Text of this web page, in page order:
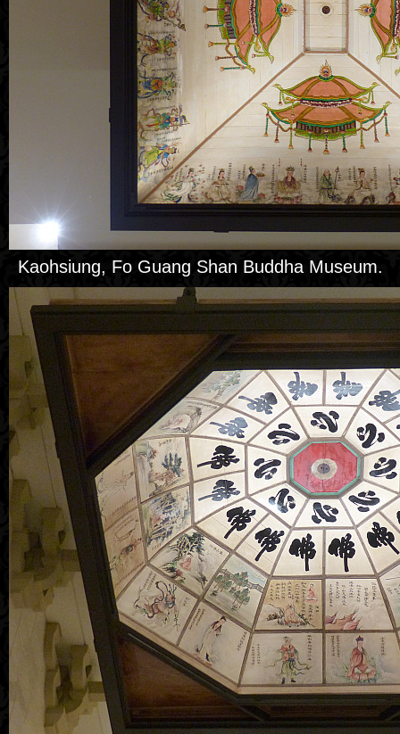
Kaohsiung, Fo Guang Shan Buddha Museum.